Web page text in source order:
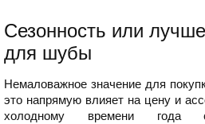
Сезонность или
для шубы
Немаловажное значение для
это напрямую влияет на цену и
холодному времени года